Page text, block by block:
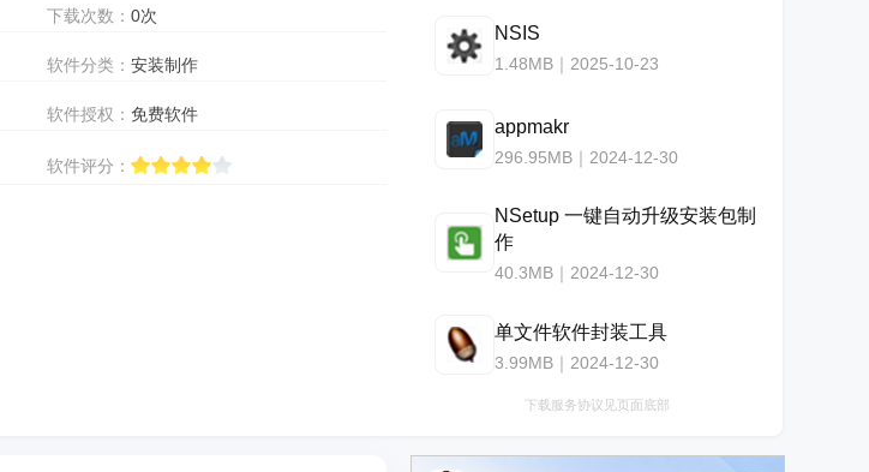
下载次数： 0次
软件分类： 安装制作
软件授权： 免费软件
软件评分：
NSIS
1.48MB｜2025-10-23
appmakr
296.95MB｜2024-12-30
NSetup 一键自动升级安装包制
作
40.3MB｜2024-12-30
单文件软件封装工具
3.99MB｜2024-12-30
下载服务协议见页面底部